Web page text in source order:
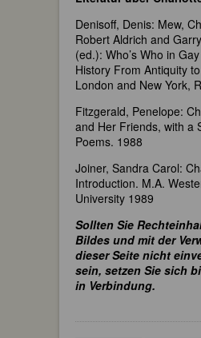
Denisoff, Denis: Mew,
Robert Aldrich and
(ed.): Who’s Who in
History From Antiquity
London and New York,
Fitzgerald, Penelope:
and Her Friends, with a
Poems. 1988
Joiner, Sandra Carol:
Introduction. M.A.
University 1989
Sollten Sie
Bildes und mit der
dieser Seite nicht
sein, setzen Sie sich
in Verbindung.